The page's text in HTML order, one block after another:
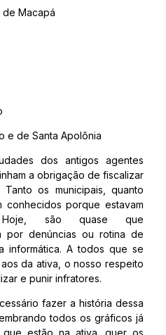
Macapá
e de Santa Apolônia
dos antigos agentes
a obrigação de fiscalizar
Tanto os municipais, quanto
conhecidos porque estavam
Hoje, são quase que
por denúncias ou rotina de
informática. A todos que se
da ativa, o nosso respeito
e punir infratores.
fazer a história dessa
todos os gráficos já
estão na ativa, quer os